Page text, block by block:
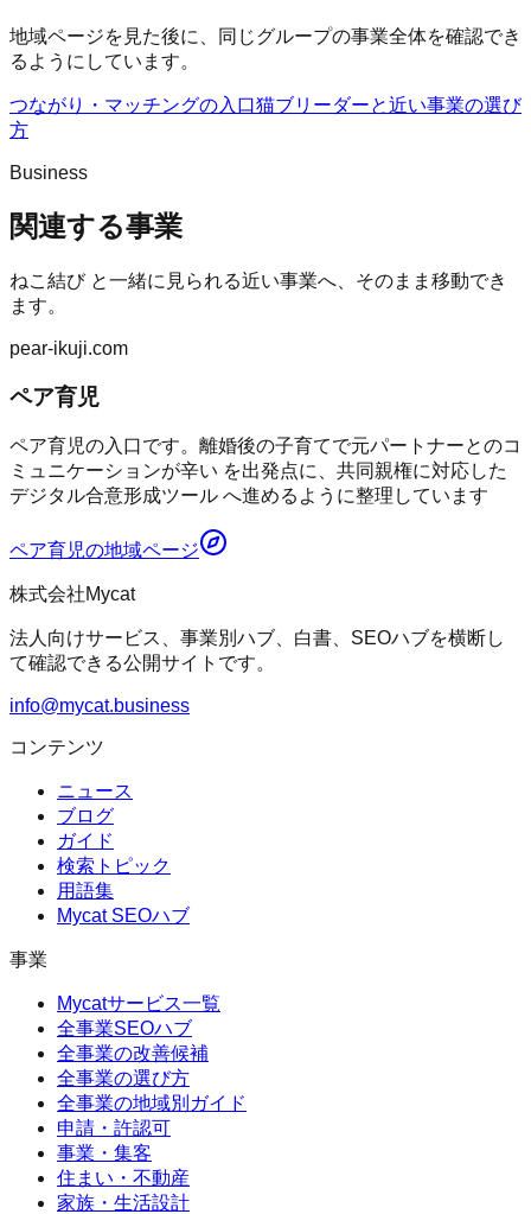
地域ページを見た後に、同じグループの事業全体を確認でき
るようにしています。
つながり・マッチングの入口猫ブリーダーと近い事業の選び
方
Business
関連する事業
ねこ結びと一緒に見られる近い事業へ、そのまま移動でき
ます。
pear-ikuji.com
ペア育児
ペア育児の入口です。離婚後の子育てで元パートナーとのコ
ミュニケーションが辛い を出発点に、共同親権に対応した
デジタル合意形成ツール へ進めるように整理しています
ペア育児の地域ページ
株式会社Mycat
法人向けサービス、事業別ハブ、白書、SEOハブを横断し
て確認できる公開サイトです。
info@mycat.business
コンテンツ
ニュース
ブログ
ガイド
検索トピック
用語集
Mycat SEOハブ
事業
Mycatサービス一覧
全事業SEOハブ
全事業の改善候補
全事業の選び方
全事業の地域別ガイド
申請・許認可
事業・集客
住まい・不動産
家族・生活設計